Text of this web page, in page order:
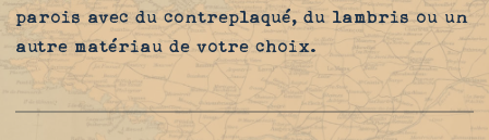
parois avec du contreplaqué, du lambris ou un
autre matériau de votre choix.